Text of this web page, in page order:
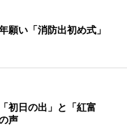
願い「消防出初め式」
初日の出」と「紅富
声